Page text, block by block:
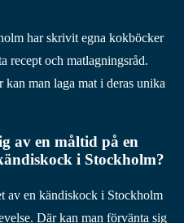
har skrivit egna kokböcker
recept och matlagningsråd.
man laga mat i deras unika
av en måltid på en
i Stockholm?
av en kändiskock i Stockholm
Där kan man förvänta sig